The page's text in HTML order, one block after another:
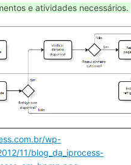
e atividades necessários.
wp-
11/blog_da_iprocess-